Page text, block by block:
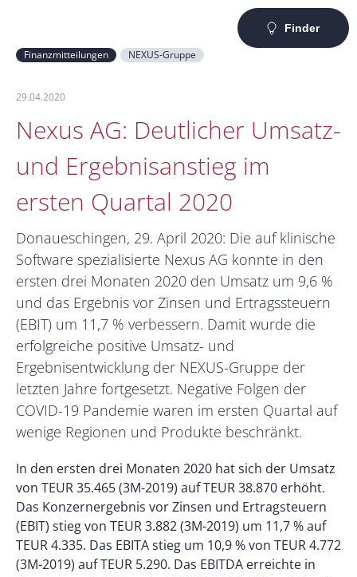
Finder
Finanzmitteilungen NEXUS-Gruppe
29.04.2020
Nexus AG: Deutlicher Umsatz-
und Ergebnisanstieg im
ersten Quartal 2020
Donaueschingen, 29. April 2020: Die auf klinische
Software spezialisierte Nexus AG konnte in den
ersten drei Monaten 2020 den Umsatz um 9,6 %
und das Ergebnis vor Zinsen und Ertragssteuern
(EBIT) um 11,7 % verbessern. Damit wurde die
erfolgreiche positive Umsatz- und
Ergebnisentwicklung der NEXUS-Gruppe der
letzten Jahre fortgesetzt. Negative Folgen der
COVID-19 Pandemie waren im ersten Quartal auf
wenige Regionen und Produkte beschränkt.
In den ersten drei Monaten 2020 hat sich der Umsatz
von TEUR 35.465 (3M-2019) auf TEUR 38.870 erhöht.
Das Konzernergebnis vor Zinsen und Ertragsteuern
(EBIT) stieg von TEUR 3.882 (3M-2019) um 11,7 % auf
TEUR 4.335. Das EBITA stieg um 10,9 % von TEUR 4.772
(3M-2019) auf TEUR 5.290. Das EBITDA erreichte in